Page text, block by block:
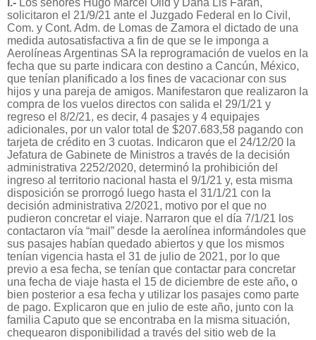
solicitaron el 21/9/21 ante el Juzgado Federal en lo Civil,
Com. y Cont. Adm. de Lomas de Zamora el dictado de una
medida autosatisfactiva a fin de que se le imponga a
Aerolíneas Argentinas SA la reprogramación de vuelos en la
fecha que su parte indicara con destino a Cancún, México,
que tenían planificado a los fines de vacacionar con sus
hijos y una pareja de amigos. Manifestaron que realizaron la
compra de los vuelos directos con salida el 29/1/21 y
regreso el 8/2/21, es decir, 4 pasajes y 4 equipajes
adicionales, por un valor total de $207.683,58 pagando con
tarjeta de crédito en 3 cuotas. Indicaron que el 24/12/20 la
Jefatura de Gabinete de Ministros a través de la decisión
administrativa 2252/2020, determinó la prohibición del
ingreso al territorio nacional hasta el 9/1/21 y, esta misma
disposición se prorrogó luego hasta el 31/1/21 con la
decisión administrativa 2/2021, motivo por el que no
pudieron concretar el viaje. Narraron que el día 7/1/21 los
contactaron vía “mail” desde la aerolínea informándoles que
sus pasajes habían quedado abiertos y que los mismos
tenían vigencia hasta el 31 de julio de 2021, por lo que
previo a esa fecha, se tenían que contactar para concretar
una fecha de viaje hasta el 15 de diciembre de este año, o
bien posterior a esa fecha y utilizar los pasajes como parte
de pago. Explicaron que en julio de este año, junto con la
familia Caputo que se encontraba en la misma situación,
chequearon disponibilidad a través del sitio web de la